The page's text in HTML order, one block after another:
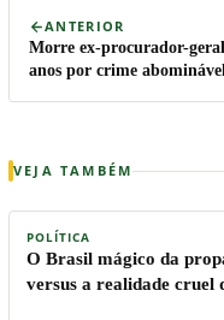
ANTERIOR
Morre ex-procurador-
anos por crime
VEJA TAMBÉM
POLÍTICA
O Brasil mágico da
versus a realidade cruel